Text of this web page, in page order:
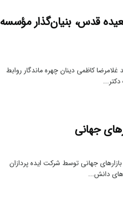
قدس، بنیان‌گذار مؤسسه
کاظمی دینان چهره ماندگار روابط
جهانی
جهانی توسط شرکت ایده پردازان
دانش...